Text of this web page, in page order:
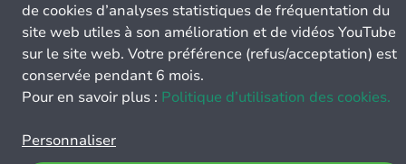
de cookies d’analyses statistiques de fréquentation du
site web utiles à son amélioration et de vidéos YouTube
sur le site web. Votre préférence (refus/acceptation) est
conservée pendant 6 mois.
Pour en savoir plus : Politique d’utilisation des cookies.
Personnaliser